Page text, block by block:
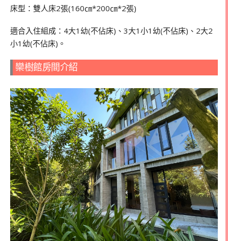
床型：雙人床2張(160㎝*200㎝*2張)
適合入住組成：4大1幼(不佔床)、3大1小1幼(不佔床)、2大2
小1幼(不佔床)。
欒樹館房間介紹